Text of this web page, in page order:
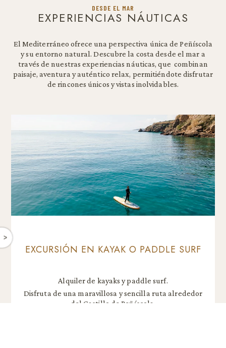
DESDE EL MAR
EXPERIENCIAS NÁUTICAS
El Mediterráneo ofrece una perspectiva única de Peñíscola
y su entorno natural. Descubre la costa desde el mar a
través de nuestras experiencias náuticas, que combinan
paisaje, aventura y auténtico relax, permitiéndote disfrutar
de rincones únicos y vistas inolvidables.
EXCURSIÓN EN KAYAK O PADDLE SURF
Alquiler de kayaks y paddle surf.
Disfruta de una maravillosa y sencilla ruta alrededor
del Castillo de Peñíscola.